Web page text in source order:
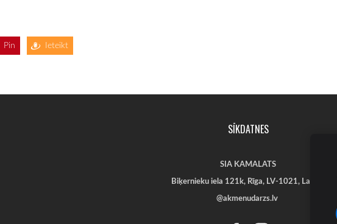
Pin Ieteikt
SĪKDATNES
SIA KAMALATS
Biķernieku iela 121k, Rīga, LV-1021, Latvija
@akmenudarzs.lv